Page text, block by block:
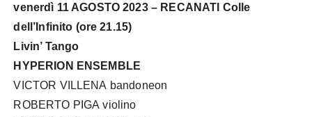
venerdì 11 AGOSTO 2023 – RECANATI Colle
dell’Infinito (ore 21.15)
Livin’ Tango
HYPERION ENSEMBLE
VICTOR VILLENA bandoneon
ROBERTO PIGA violino